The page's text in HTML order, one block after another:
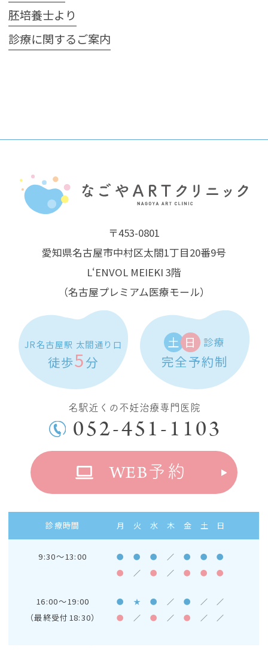
胚培養士より
診療に関するご案内
〒453-0801
愛知県名古屋市中村区太閤1丁目20番9号
L‘ENVOL MEIEKI 3階
（名古屋プレミアム医療モール）
JR名古屋駅 太閤通り口
徒歩5分
土 日 診療
完全予約制
名駅近くの不妊治療専門医院
052-451-1103
WEB予約
診療時間 月 火 水 木 金 土 日
9:30～13:00 ● ● ● ／ ● ●
●
●
／ ● ／ ● ● ●
16:00～19:00 ● ★ ● ／ ● ／ ／
（最終受付18:30） ● ／ ● ／ ● ／ ／